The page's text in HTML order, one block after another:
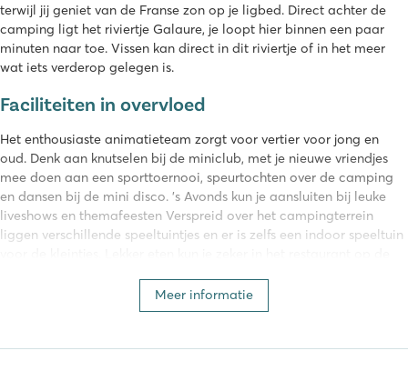
terwijl jij geniet van de Franse zon op je ligbed. Direct achter de
camping ligt het riviertje Galaure, je loopt hier binnen een paar
minuten naar toe. Vissen kan direct in dit riviertje of in het meer
wat iets verderop gelegen is.
Faciliteiten in overvloed
Het enthousiaste animatieteam zorgt voor vertier voor jong en
oud. Denk aan knutselen bij de miniclub, met je nieuwe vriendjes
mee doen aan een sporttoernooi, speurtochten over de camping
en dansen bij de mini disco. 's Avonds kun je aansluiten bij leuke
liveshows en themafeesten Verspreid over het campingterrein
liggen verschillende speeltuintjes en er is zelfs een indoor speeltuin
Château de Galaure behoort tot Homair
Deze camping maakt deel uit van onze eigen Homair campings.
Meer informatie